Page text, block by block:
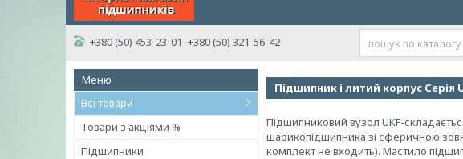
+380 (50) 453-23-01 +380 (50) 321-56-42
Всі товари
Товари з акціями %
Підшипники
Підшипник і литий корпус Серія
Підшипниковий вузол UKF-
шарикопідшипника зі сферичною
комплект не входить). Мастило